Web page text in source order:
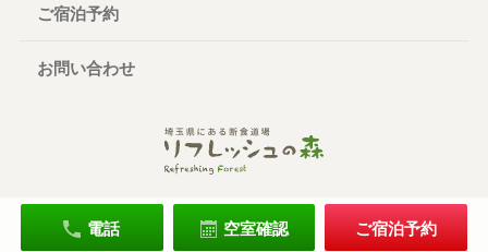
ご宿泊予約
お問い合わせ
電話 空室確認 ご宿泊予約